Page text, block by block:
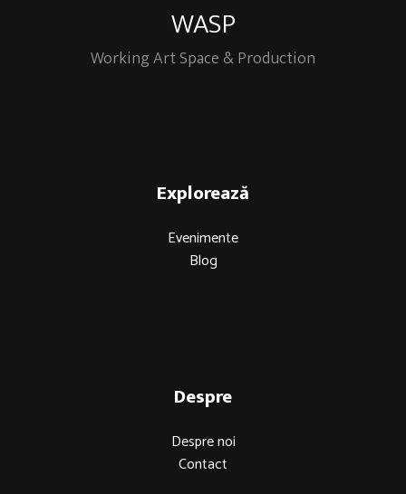
WASP
Working Art Space & Production
Explorează
Evenimente
Blog
Despre
Despre noi
Contact